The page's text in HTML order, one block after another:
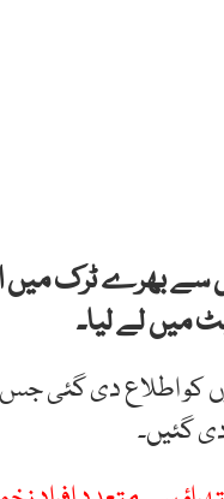
سے بھرے ٹرک
میں لے لیا۔
کو اطلاع دی گئی جس
گئیں۔